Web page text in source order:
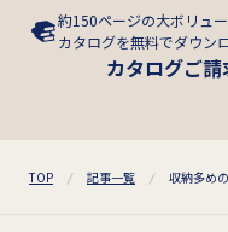
約150ページの大ボリュ
カタログを無料でダウン
カタログご請
TOP 記事一覧 収納多め